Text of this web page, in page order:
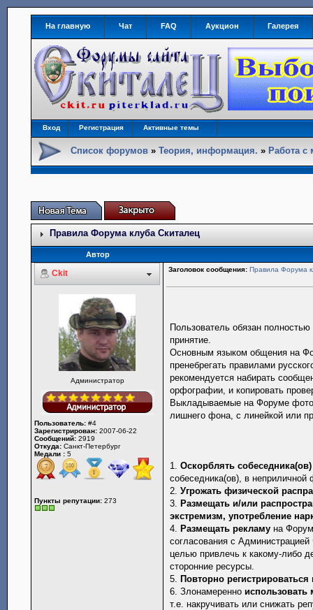
На главную Чат FAQ Аукцион Галерея
Вход Регистрация Активные темы
Список форумов »Теория, информация. » Работа с
Правила Форума клуба Скиталец
Автор
Ckit Заголовок сообщения: Правила Форума
Администратор
Пользователь: #4
Зарегистрирован: 2007-06-22
Сообщений: 2919
Откуда: Санкт-Петербург
Медали : 5
Пункты репутации: 273
Пользователь обязан
принятие.
Основным языком общения на
пренебрегать правилами
рекомендуется набирать
орфографии, и копировать
Выкладываемые на Форуме
лишнего фона, с линейкой или
1.Оскорблять собеседника(ов)
собеседника(ов), в
2.Угрожать физической
3. Размещать и/или
экстремизм, употребление
4. Размещать рекламу на
согласования с
целью привлечь к какому-либо
сторонние ресурсы.
5. Повторно регистрироваться
6. Злонамеренно использовать
т.е. накручивать или снижать